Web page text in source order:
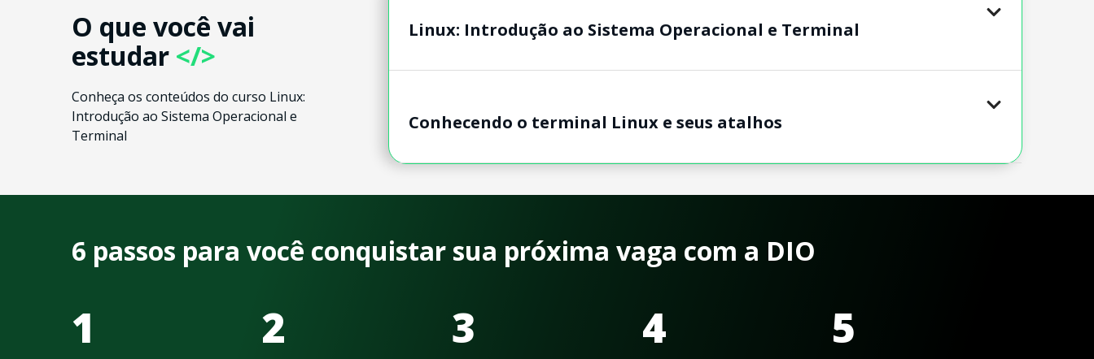
O que você vai
estudar </>
Conheça os conteúdos do curso Linux:
Introdução ao Sistema Operacional e
Terminal
Linux: Introdução ao Sistema Operacional e Terminal
Conhecendo o terminal Linux e seus atalhos
6 passos para você conquistar sua próxima vaga com a DIO
1 2 3 4 5